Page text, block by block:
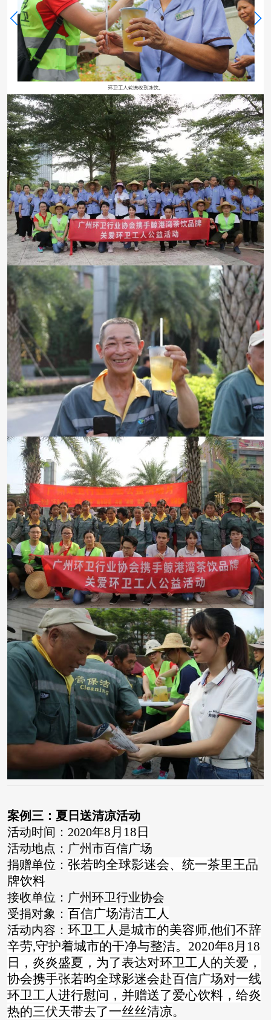
案例三：夏日送清凉活动
活动时间：2020年8月18日
活动地点：广州市百信广场
捐赠单位： 张若昀全球影迷会、统一茶里王品
牌饮料
接收单位：广州环卫行业协会
受捐对象： 百信广场清洁工人
活动内容： 环卫工人是城市的美容师,他们不辞
辛劳,守护着城市的干净与整洁。2020年8月18
日，炎炎盛夏，为了表达对环卫工人的关爱，
协会携手张若昀全球影迷会赴百信广场对一线
环卫工人进行慰问，并赠送了爱心饮料，给炎
热的三伏天带去了一丝丝清凉。